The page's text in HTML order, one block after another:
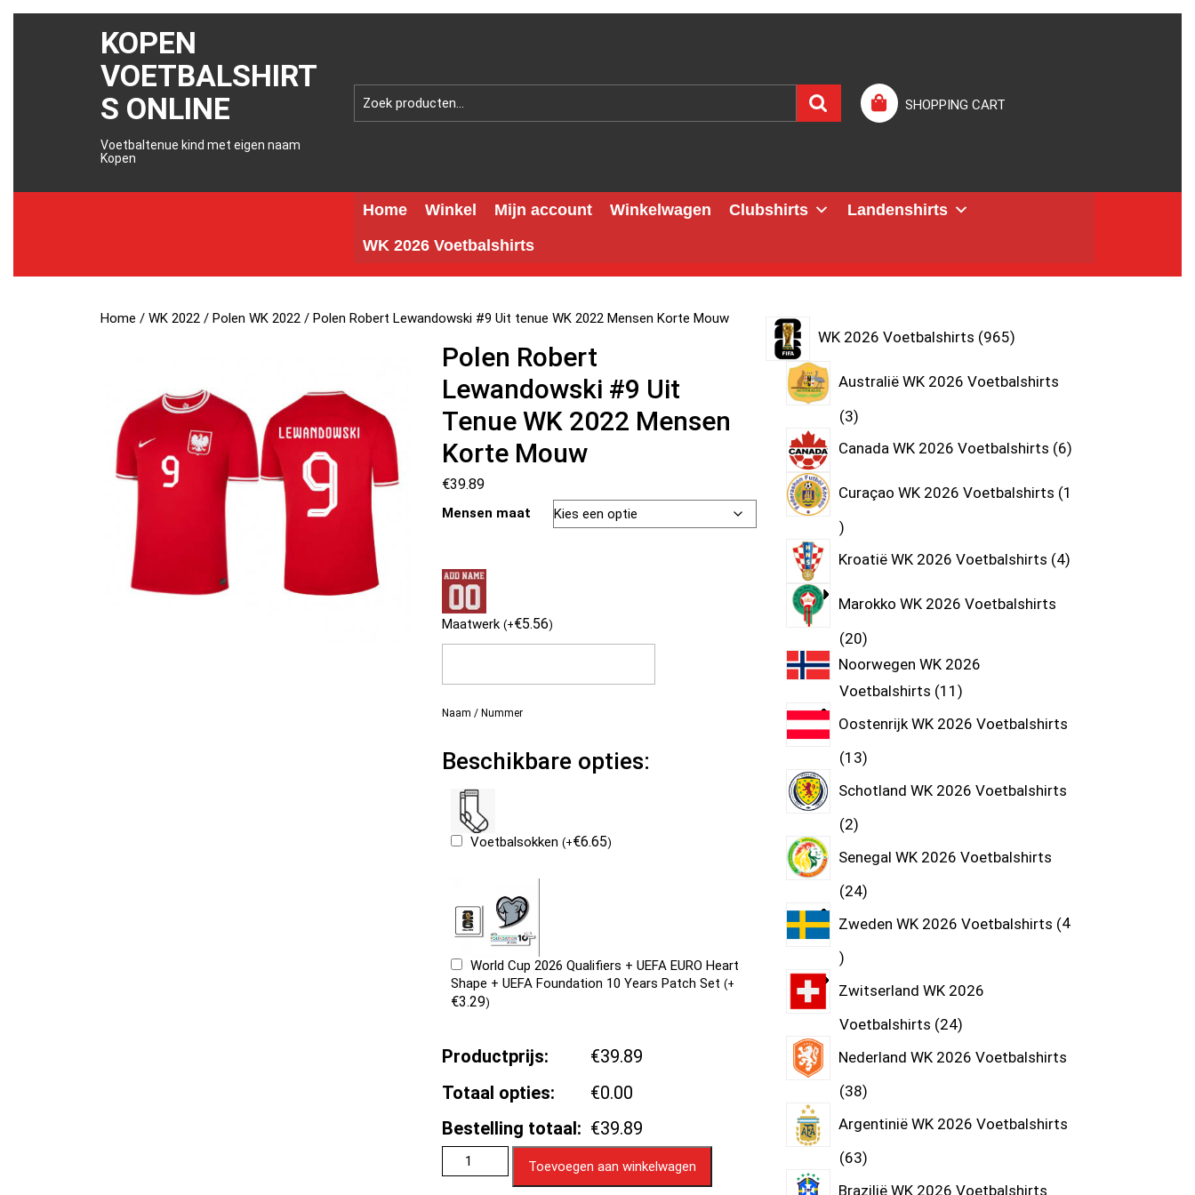
KOPEN
VOETBALSHIRT
S ONLINE
Voetbaltenue kind met eigen naam
Kopen
SHOPPING CART
Home Winkel Mijn account Winkelwagen Clubshirts
Landenshirts
WK 2026 Voetbalshirts
Home /WK 2022 /Polen WK 2022 / Polen Robert Lewandowski #9 Uit tenue WK 2022 Mensen Korte Mouw
Polen Robert
Lewandowski #9 Uit
Tenue WK 2022 Mensen
Korte Mouw
€39.89
Mensen maat
Maatwerk (+€5.56)
Naam / Nummer
Beschikbare opties:
Voetbalsokken (+€6.65)
World Cup 2026 Qualifiers + UEFA EURO Heart
Shape + UEFA Foundation 10 Years Patch Set (+
€3.29)
Productprijs:
€39.89
Totaal opties:
€0.00
Bestelling totaal: €39.89
Toevoegen aan winkelwagen
WK 2026 Voetbalshirts 965
Australië WK 2026 Voetbalshirts
3
Canada WK 2026 Voetbalshirts 6
Curaçao WK 2026 Voetbalshirts 1
Kroatië WK 2026 Voetbalshirts 4
Marokko WK 2026 Voetbalshirts
20
Noorwegen WK 2026
Voetbalshirts 11
Oostenrijk WK 2026 Voetbalshirts
13
Schotland WK 2026 Voetbalshirts
2
Senegal WK 2026 Voetbalshirts
24
Zweden WK 2026 Voetbalshirts 4
Zwitserland WK 2026
Voetbalshirts 24
Nederland WK 2026 Voetbalshirts
38
Argentinië WK 2026 Voetbalshirts
63
Brazilië WK 2026 Voetbalshirts